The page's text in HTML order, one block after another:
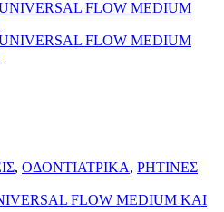
, ΟΔΟΝΤΙΑΤΡΙΚΑ, ΡΗΤΙΝΕΣ
FLOW MEDIUM ΚΑΙ